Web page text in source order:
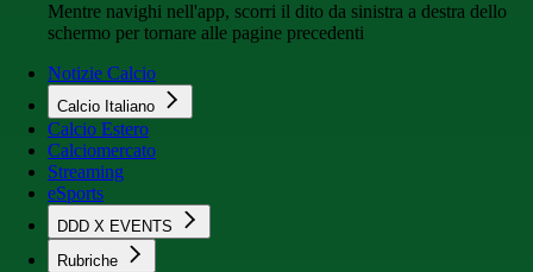
Mentre navighi nell'app, scorri il dito da sinistra a destra dello
schermo per tornare alle pagine precedenti
Notizie Calcio
Calcio Italiano
Calcio Estero
Calciomercato
Streaming
eSports
DDD X EVENTS
Rubriche